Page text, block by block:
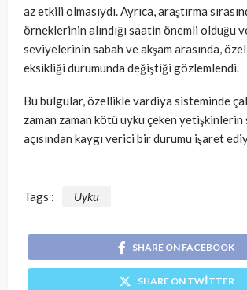
az etkili olmasıydı. Ayrıca, araştırma
örneklerinin alındığı saatin önemli olduğu
seviyelerinin sabah ve akşam arasında,
eksikliği durumunda değiştiği gözlemlendi.
Bu bulgular, özellikle vardiya sisteminde
zaman zaman kötü uyku çeken yetişkinlerin
açısından kaygı verici bir durumu işaret
Tags : Uyku
SHARE ON FACEBOOK
SHARE ON TWITTER